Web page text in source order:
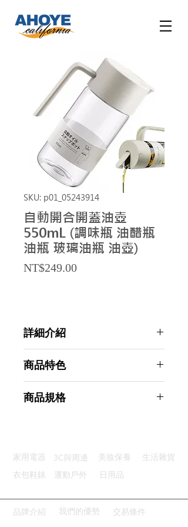
SKU: p01_05243914
自動開合開蓋油壺
550mL (調味瓶 油醋瓶
油瓶 玻璃油瓶 油壺)
NT$249.00Price
詳細介紹
商品特色
一鍵操作：左右按壓設計輕鬆彈蓋
商品規格
主要材質：玻璃
商品尺寸：18*13*7.5cm
產地名稱：中國大陸
代理商：亞桓有限公司
家用電器 3C與周邊 美妝保養
生活雜貨
衣包鞋錶
運動戶外 日用品
品牌介紹 我們的優勢 交易條件